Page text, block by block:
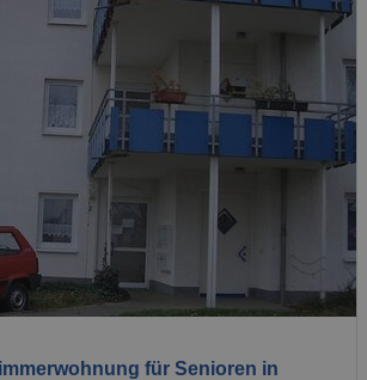
1 / 2
für Senioren in